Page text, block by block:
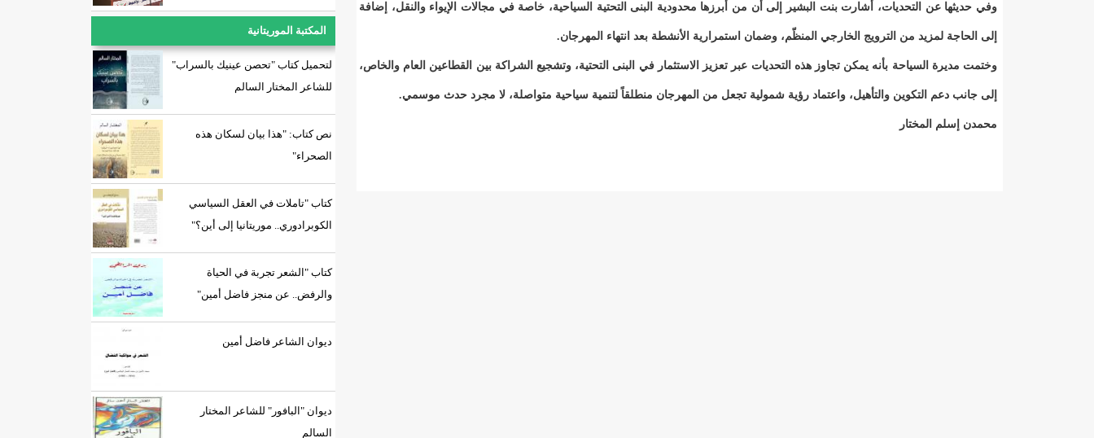
المكتبة الموريتانية
لتحميل كتاب "تحصن عينيك بالسراب"
للشاعر المختار السالم
نص كتاب: "هذا بيان لسكان هذه
الصحراء"
كتاب "تاملات في العقل السياسي
الكوبرادوري.. موريتانيا إلى أين؟"
كتاب "الشعر تجربة في الحياة
والرفض.. عن منجز فاضل أمين"
ديوان الشاعر فاضل أمين
ديوان "البافور" للشاعر المختار
السالم
وفي حديثها عن التحديات، أشارت بنت البشير إلى أن من أبرزها محدودية البنى التحتية السياحية، خاصة في مجالات الإيواء والنقل، إضافة
إلى الحاجة لمزيد من الترويج الخارجي المنظّم، وضمان استمرارية الأنشطة بعد انتهاء المهرجان.
وختمت مديرة السياحة بأنه يمكن تجاوز هذه التحديات عبر تعزيز الاستثمار في البنى التحتية، وتشجيع الشراكة بين القطاعين العام والخاص،
إلى جانب دعم التكوين والتأهيل، واعتماد رؤية شمولية تجعل من المهرجان منطلقاً لتنمية سياحية متواصلة، لا مجرد حدث موسمي.
محمدن إسلم المختار